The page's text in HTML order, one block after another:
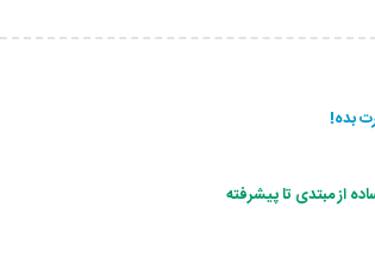
بده!
از مبتدی تا پیشرفته